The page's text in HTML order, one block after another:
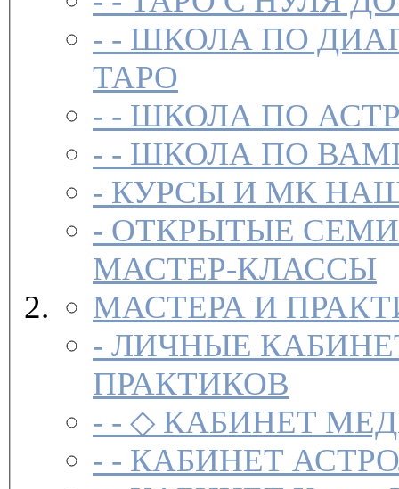
- - ШКОЛА ПО
ТАРО
- - ШКОЛА ПО
- - ШКОЛА ПО
-
- ОТКРЫТЫЕ
МАСТЕР-КЛАССЫ
МАСТЕРА И
- ЛИЧНЫЕ
ПРАКТИКОВ
- - ◇ КАБИНЕТ
- - КАБИНЕТ